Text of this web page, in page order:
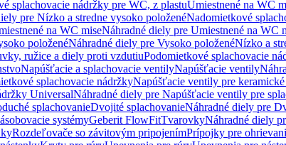
splachovacie nádržky pre WC, z plastuUmiestnené na WC
pre Nízko a stredne vysoko položenéNadomietkové
na WC miseNáhradné diely pre Umiestnené na WC
položenéNáhradné diely pre Vysoko položenéNízko a
ružice a diely proti vzdutiuPodomietkové splachovacie
Napúšťacie a splachovacie ventilyNapúšťacie ventily
splachovacie nádržkyNapúšťacie ventily pre
UniversalNáhradné diely pre Napúšťacie ventily pre
splachovanieDvojité splachovanieNáhradné diely pre
systémyGeberit FlowFitTvarovkyNáhradné diely
Rozdeľovače so závitovým pripojenímPrípojky pre